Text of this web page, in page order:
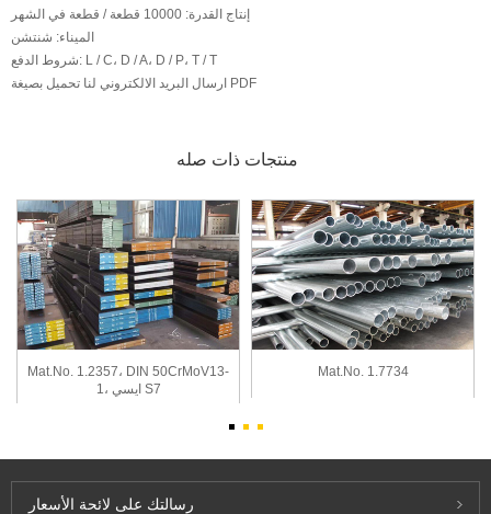
إنتاج القدرة: 10000 قطعة / قطعة في الشهر
الميناء: شنتشن
شروط الدفع: L / C، D / A، D / P، T / T
ارسال البريد الالكتروني لنا تحميل بصيغة PDF
منتجات ذات صله
Mat.No. 1.2357، DIN 50CrMoV13-
1، ايسي S7
Mat.No. 1.7734
رسالتك على لائحة الأسعار